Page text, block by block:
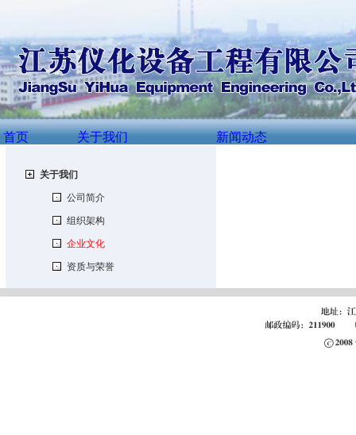
首页 关于我们 新闻动态
关于我们
公司简介
组织架构
企业文化
资质与荣誉